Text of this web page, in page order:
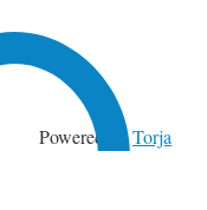
Powered byTorja